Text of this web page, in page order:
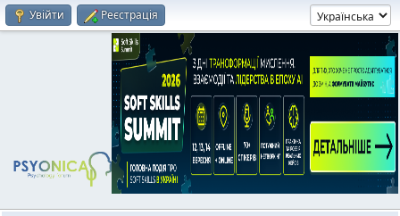
Увійти Реєстрація